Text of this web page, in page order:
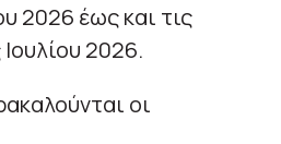
2026 έως και τις
2026.
οι